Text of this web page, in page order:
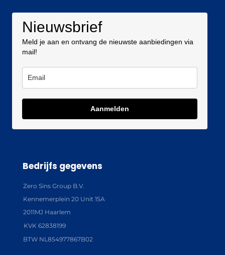
Nieuwsbrief
Meld je aan en ontvang de nieuwste aanbiedingen via
mail!
Aanmelden
Bedrijfs gegevens
Zero Sins Group B.V.
Kennemerplein 20 Unit 15A
2011MJ Haarlem
KVK 62838199
BTW NL854977867B02